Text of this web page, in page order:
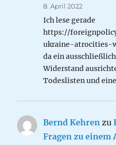
8. April 2022
Ich lese gerade
https://
ukraine-atrocities-
da ein
Widerstand
Todeslisten und
Bernd Kehren zu
Fragen zu einem